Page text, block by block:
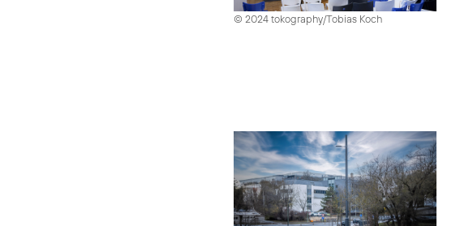
© 2024 tokography/Tobias Koch